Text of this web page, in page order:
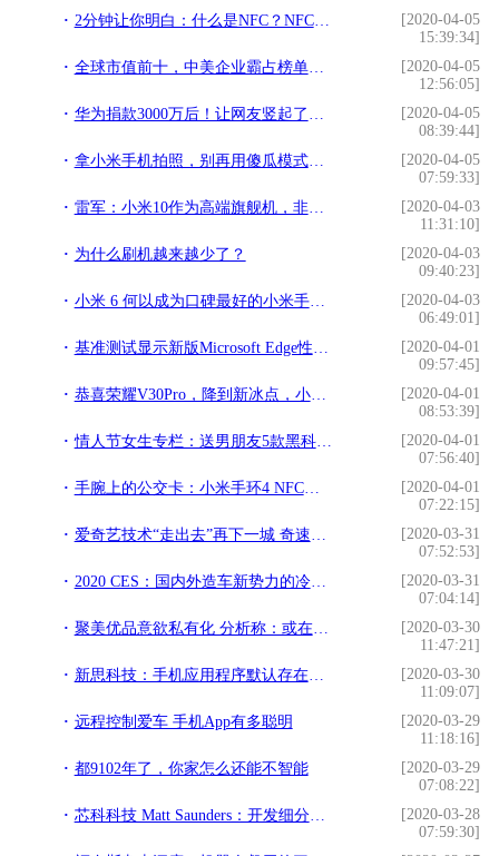
2分钟让你明白：什么是NFC？NFC有什么用处？
[2020-04-05
15:39:34]
全球市值前十，中美企业霸占榜单，如何在未来十年里长盛不衰
[2020-04-05
12:56:05]
华为捐款3000万后！让网友竖起了大拇指
[2020-04-05
08:39:44]
拿小米手机拍照，别再用傻瓜模式！打开这三个功能，效果直追单反
[2020-04-05
07:59:33]
雷军：小米10作为高端旗舰机，非常均衡！主要有12大理由
[2020-04-03
11:31:10]
为什么刷机越来越少了？
[2020-04-03
09:40:23]
小米 6 何以成为口碑最好的小米手机？
[2020-04-03
06:49:01]
基准测试显示新版Microsoft Edge性能要比经典版高出10%左右
[2020-04-01
09:57:45]
恭喜荣耀V30Pro，降到新冰点，小米10你还扛得住吗？
[2020-04-01
08:53:39]
情人节女生专栏：送男朋友5款黑科技产品，解除“选择困难症”
[2020-04-01
07:56:40]
手腕上的公交卡：小米手环4 NFC版简单体验
[2020-04-01
07:22:15]
爱奇艺技术“走出去”再下一城 奇速播助缅甸用户享超高清视频
[2020-03-31
07:52:53]
2020 CES：国内外造车新势力的冷与热
[2020-03-31
07:04:14]
聚美优品意欲私有化 分析称：或在腾挪转型空间
[2020-03-30
11:47:21]
新思科技：手机应用程序默认存在安全威胁
[2020-03-30
11:09:07]
远程控制爱车 手机App有多聪明
[2020-03-29
11:18:16]
都9102年了，你家怎么还能不智能
[2020-03-29
07:08:22]
芯科科技 Matt Saunders：开发细分市场 智能家居与蓝牙测向重点
[2020-03-28
07:59:30]